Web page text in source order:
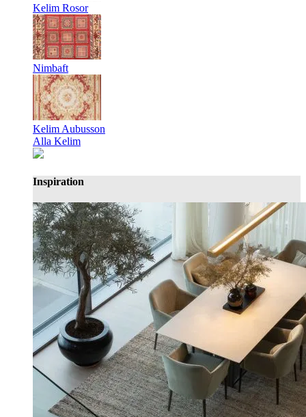
Kelim Rosor
Nimbaft
Kelim Aubusson
Alla Kelim
Inspiration